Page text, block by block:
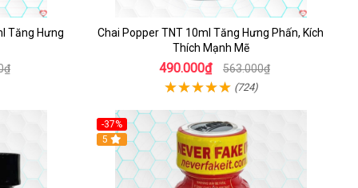
Tăng Hưng
Chai Popper TNT 10ml Tăng Hưng Phấn, Kích
Thích Mạnh Mẽ
490.000₫ 563.000₫
(724)
-37%
5